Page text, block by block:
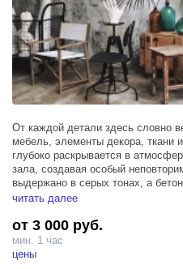
От каждой детали здесь словно
мебель, элементы декора, ткани
глубоко раскрывается в
зала, создавая особый
выдержано в серых тонах, а
множеством живых растений и
небрежностью элегантностью.
Зал Гала занимает площадь в
читать далее
от 3 000 руб.
мин. 1 час
цены